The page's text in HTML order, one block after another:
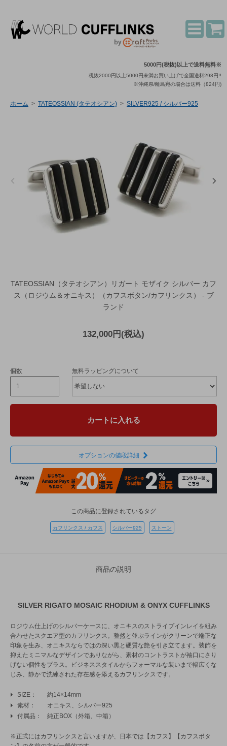
5000円(税抜)以上で送料無料※
税抜2000円以上5000円未満お買い上げで全国送料298円!!
※沖縄県/離島宛の場合は送料（824円)
ホーム > TATEOSSIAN (タテオシアン) > SILVER925 / シルバー925
TATEOSSIAN（タテオシアン）リガート モザイク シルバー カフ
ス（ロジウム＆オニキス）（カフスボタン/カフリンクス） - ブ
ランド
132,000円(税込)
個数 無料ラッピングについて
カートに入れる
オプションの値段詳細
この商品に登録されているタグ
カフリンクス / カフス シルバー925 ストーン
商品の説明
SILVER RIGATO MOSAIC RHODIUM & ONYX CUFFLINKS
ロジウム仕上げのシルバーケースに、オニキスのストライプインレイを組み
合わせたスクエア型のカフリンクス。整然と並ぶラインがクリーンで端正な
印象を生み、オニキスならではの深い黒と硬質な艶を引き立てます。装飾を
抑えたミニマルなデザインでありながら、素材のコントラストが袖口にさり
げない個性をプラス。ビジネススタイルからフォーマルな装いまで幅広くな
じみ、静かで洗練された存在感を添えるカフリンクスです。
SIZE
約14×14mm
素材
オニキス、シルバー925
付属品
純正BOX（外箱、中箱）
※正式にはカフリンクスと言いますが、日本では【カフス】【カフスボタ